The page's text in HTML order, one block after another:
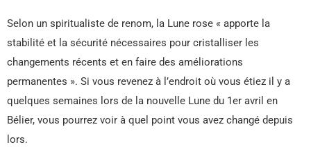
Selon un spiritualiste de renom, la Lune rose « apporte la
stabilité et la sécurité nécessaires pour cristalliser les
changements récents et en faire des améliorations
permanentes ». Si vous revenez à l’endroit où vous étiez il y a
quelques semaines lors de la nouvelle Lune du 1er avril en
Bélier, vous pourrez voir à quel point vous avez changé depuis
lors.